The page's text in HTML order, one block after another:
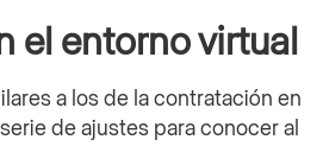
el entorno virtual
a los de la contratación en
de ajustes para conocer al